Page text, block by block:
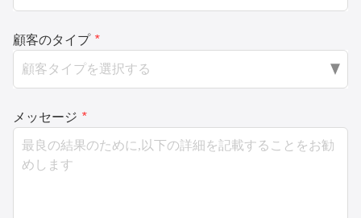
顧客のタイプ *
メッセージ *